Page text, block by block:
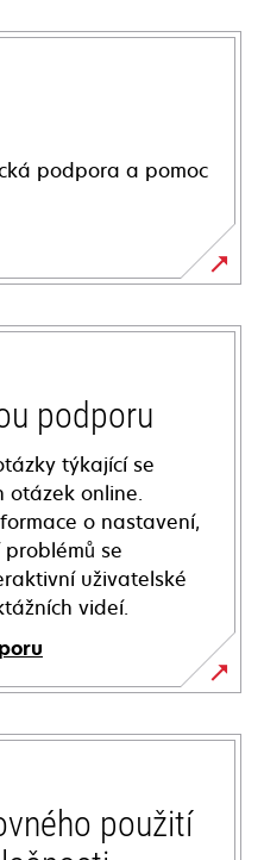
podpora a pomoc
podporu
týkající se
otázek online.
o nastavení,
se
uživatelské
videí.
použití